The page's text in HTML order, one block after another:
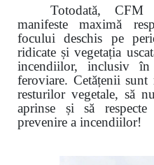
Totodată, CFM
manifeste maximă
focului deschis pe
ridicate și vegetația
incendiilor, inclusiv în
feroviare. Cetățenii sunt
resturilor vegetale, să
aprinse și să
prevenire a incendiilor!